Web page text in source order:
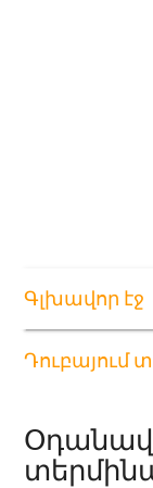
Գլխավոր էջ
Դուբայում